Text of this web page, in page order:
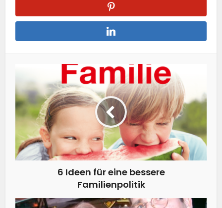
6 Ideen für eine bessere
Familienpolitik